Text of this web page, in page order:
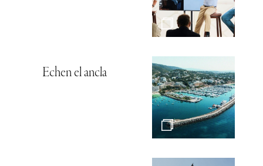
Echen el ancla